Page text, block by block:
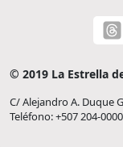
© 2019 La Estrella
C/ Alejandro A. Duque
Teléfono: +507 204-0000